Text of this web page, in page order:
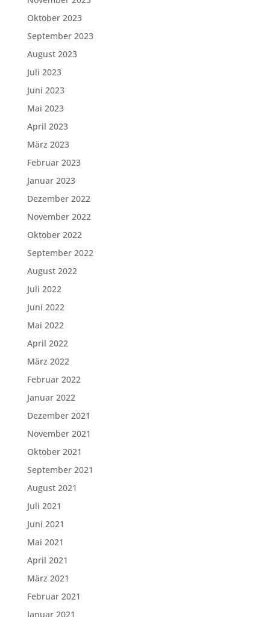
Oktober 2023
September 2023
August 2023
Juli 2023
Juni 2023
Mai 2023
April 2023
März 2023
Februar 2023
Januar 2023
Dezember 2022
November 2022
Oktober 2022
September 2022
August 2022
Juli 2022
Juni 2022
Mai 2022
April 2022
März 2022
Februar 2022
Januar 2022
Dezember 2021
November 2021
Oktober 2021
September 2021
August 2021
Juli 2021
Juni 2021
Mai 2021
April 2021
März 2021
Februar 2021
Januar 2021